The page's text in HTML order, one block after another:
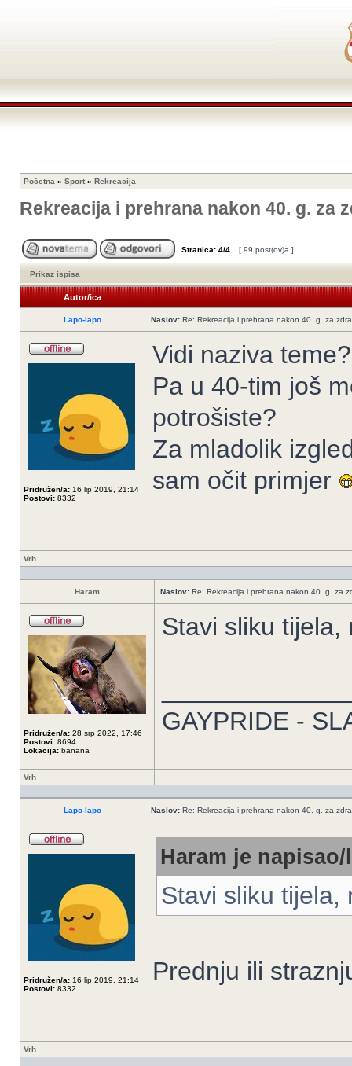
Početna » Sport » Rekreacija
Rekreacija i prehrana nakon 40. g. za
Stranica: 4/4 [ 99 post(ov)a ]
Prikaz ispisa
Autor/ica
Lapo-lapo Naslov: Re: Rekreacija i prehrana nakon 40. g. za
Pridružen/a: 16 lip 2019, 21:14
Postovi: 8332
Vidi naziva
Pa u 40-tim još
potrošiste?
Za mladolik
sam očit primjer
Vrh
Haram Naslov: Re: Rekreacija i prehrana nakon 40. g. za
Pridružen/a: 28 srp 2022, 17:46
Postovi: 8694
Lokacija: banana
Stavi sliku tijela,
GAYPRIDE -
Vrh
Lapo-lapo Naslov: Re: Rekreacija i prehrana nakon 40. g. za
Pridružen/a: 16 lip 2019, 21:14
Postovi: 8332
Haram je napisao/
Stavi sliku tijela,
Prednju ili
Vrh